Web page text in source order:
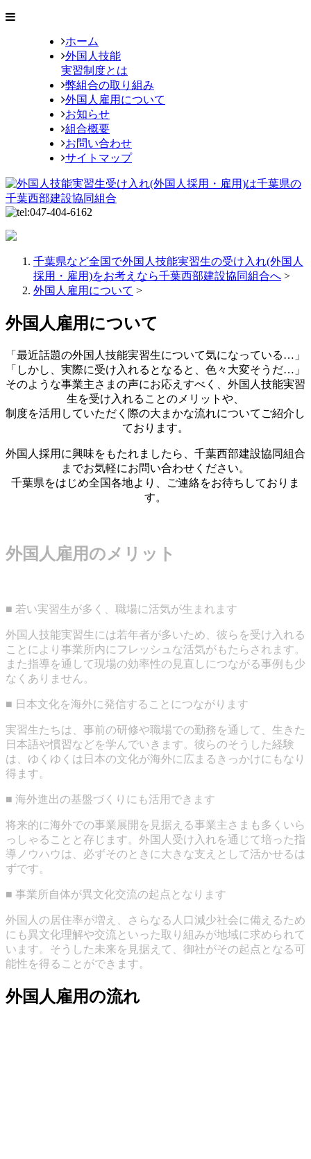
ホーム
外国人技能
実習制度とは
弊組合の取り組み
外国人雇用について
お知らせ
組合概要
お問い合わせ
サイトマップ
千葉県など全国で外国人技能実習生の受け入れ(外国人
採用・雇用)をお考えなら千葉西部建設協同組合へ >
外国人雇用について >
外国人雇用について
「最近話題の外国人技能実習生について気になっている…」
「しかし、実際に受け入れるとなると、色々大変そうだ…」
そのような事業主さまの声にお応えすべく、外国人技能実習
生を受け入れることのメリットや、
制度を活用していただく際の大まかな流れについてご紹介し
ております。
外国人採用に興味をもたれましたら、千葉西部建設協同組合
までお気軽にお問い合わせください。
千葉県をはじめ全国各地より、ご連絡をお待ちしておりま
す。
外国人雇用のメリット
■ 若い実習生が多く、職場に活気が生まれます
外国人技能実習生には若年者が多いため、彼らを受け入れる
ことにより事業所内にフレッシュな活気がもたらされます。
また指導を通して現場の効率性の見直しにつながる事例も少
なくありません。
■ 日本文化を海外に発信することにつながります
実習生たちは、事前の研修や職場での勤務を通して、生きた
日本語や慣習などを学んでいきます。彼らのそうした経験
は、ゆくゆくは日本の文化が海外に広まるきっかけにもなり
得ます。
■ 海外進出の基盤づくりにも活用できます
将来的に海外での事業展開を見据える事業主さまも多くいら
っしゃることと存じます。外国人受け入れを通じて培った指
導ノウハウは、必ずそのときに大きな支えとして活かせるは
ずです。
■ 事業所自体が異文化交流の起点となります
外国人の居住率が増え、さらなる人口減少社会に備えるため
にも異文化理解や交流といった取り組みが地域に求められて
います。そうした未来を見据えて、御社がその起点となる可
能性を得ることができます。
外国人雇用の流れ